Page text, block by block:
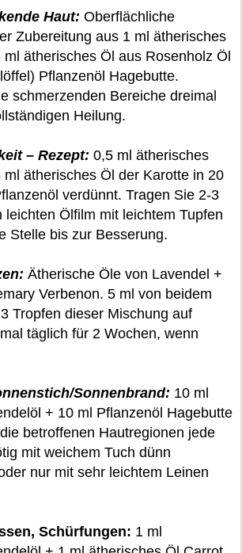
Haut: Oberflächliche
Zubereitung aus 1 ml ätherisches
ätherisches Öl aus Rosenholz Öl
Pflanzenöl Hagebutte.
schmerzenden Bereiche dreimal
Heilung.
– Rezept: 0,5 ml ätherisches
ätherisches Öl der Karotte in 20
verdünnt. Tragen Sie 2-3
leichten Ölfilm mit leichtem Tupfen
Stelle bis zur Besserung.
Ätherische Öle von Lavendel +
Verbenon. 5 ml von beidem
Tropfen dieser Mischung auf
täglich für 2 Wochen, wenn
Sonnenbrand: 10 ml
+ 10 ml Pflanzenöl Hagebutte
betroffenen Hautregionen jede
mit weichem Tuch dünn
nur mit sehr leichtem Leinen
Schürfungen: 1 ml